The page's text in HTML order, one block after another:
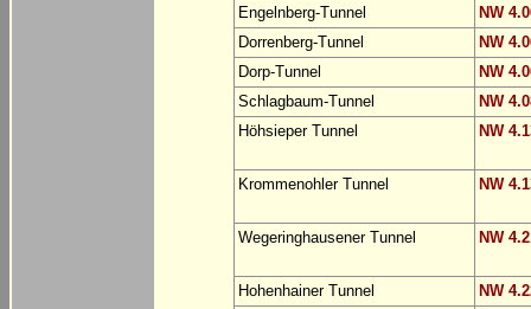
Engelnberg-Tunnel
NW
Dorrenberg-Tunnel
NW
Dorp-Tunnel
NW
Schlagbaum-Tunnel
NW
Höhsieper Tunnel
NW
Krommenohler Tunnel NW
Wegeringhausener Tunnel NW
Hohenhainer Tunnel
NW